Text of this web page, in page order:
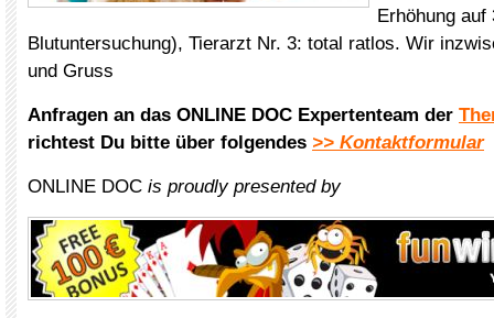
Erhöhung auf
Blutuntersuchung), Tierarzt Nr. 3: total ratlos. Wir
und Gruss
Anfragen an das ONLINE DOC Expertenteam der
richtest Du bitte über folgendes >> Kontaktformular
ONLINE DOC is proudly presented by